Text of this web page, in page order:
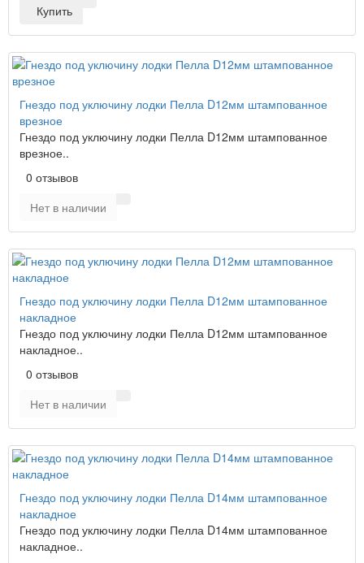
Купить
Гнездо под уключину лодки Пелла D12мм штампованное
врезное
Гнездо под уключину лодки Пелла D12мм штампованное
врезное..
0 отзывов
Нет в наличии
Гнездо под уключину лодки Пелла D12мм штампованное
накладное
Гнездо под уключину лодки Пелла D12мм штампованное
накладное..
0 отзывов
Нет в наличии
Гнездо под уключину лодки Пелла D14мм штампованное
накладное
Гнездо под уключину лодки Пелла D14мм штампованное
накладное..